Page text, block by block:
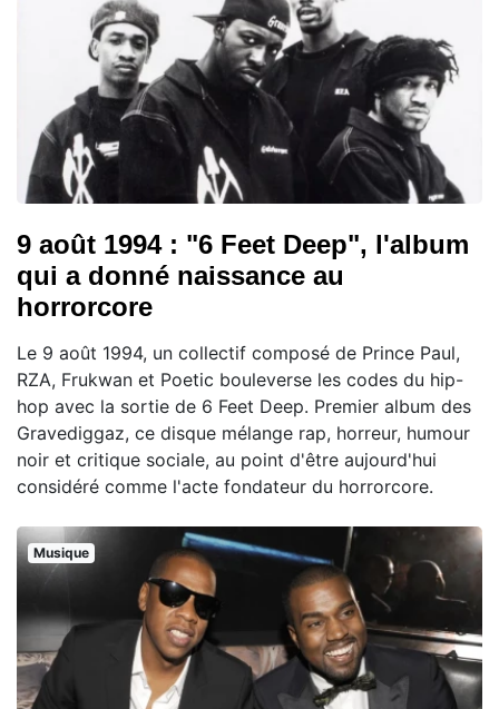
9 août 1994 : "6 Feet Deep", l'album
qui a donné naissance au
horrorcore
Le 9 août 1994, un collectif composé de Prince Paul,
RZA, Frukwan et Poetic bouleverse les codes du hip-
hop avec la sortie de 6 Feet Deep. Premier album des
Gravediggaz, ce disque mélange rap, horreur, humour
noir et critique sociale, au point d'être aujourd'hui
considéré comme l'acte fondateur du horrorcore.
Musique